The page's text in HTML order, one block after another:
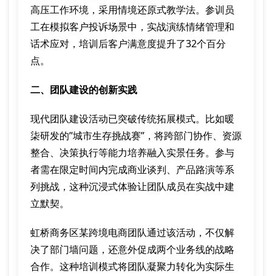
高压工作环境，采用情境还原式教学法。参训员
工在模拟客户投诉场景中，实战演练情绪管理和
话术应对，培训后客户满意度提升了32个百分
点。
二、团队建设的创新实践
现代团队建设活动已突破传统拓展模式。比如暖
柒研发的”城市生存挑战赛”，将跨部门协作、资源
整合、决策执行等能力培养融入实景任务。参与
者需在限定时间内完成商业谈判、产品路演等系
列挑战，这种沉浸式体验让团队成员在实战中建
立默契。
虹桥商务区某跨境电商团队通过该活动，不仅解
决了部门墙问题，还意外促成两个业务线的战略
合作。这种培训模式将团队凝聚力转化为实际生